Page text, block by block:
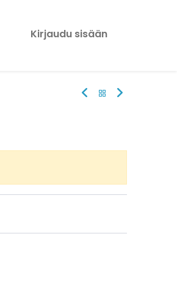
Kirjaudu sisään